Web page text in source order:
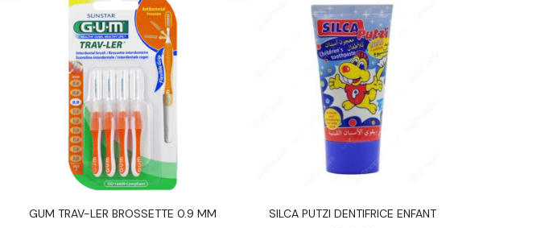
GUM TRAV-LER BROSSETTE 0.9 MM
SILCA PUTZI DENTIFRICE ENFANT